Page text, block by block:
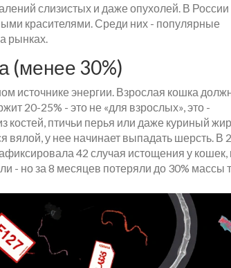
слизистых и даже опухолей. В
красителями. Среди них - популярные
рынках.
(менее 30%)
источнике энергии. Взрослая кошка
20-25% - это не «для взрослых», это -
птичьи перья или даже куриный
вялой, у нее начинает выпадать шерсть. В
42 случая истощения у кошек,
- но за 8 месяцев потеряли до 30% массы